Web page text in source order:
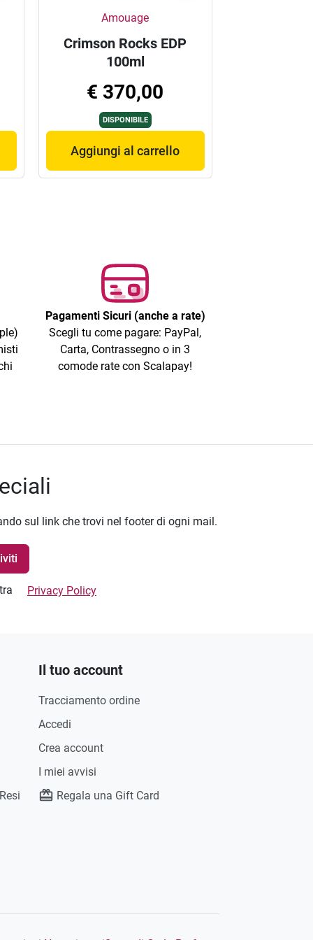
Amouage
Crimson Rocks EDP
100ml
€ 370,00
DISPONIBILE
Aggiungi al carrello
Pagamenti Sicuri (anche a rate)
Scegli tu come pagare: PayPal,
Carta, Contrassegno o in 3
comode rate con Scalapay!
sul link che trovi nel footer di ogni mail.
Privacy Policy
Il tuo account
Tracciamento ordine
Accedi
Crea account
I miei avvisi
Regala una Gift Card